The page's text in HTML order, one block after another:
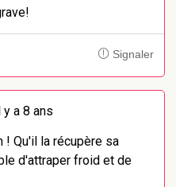
Signaler
y a 8 ans
! Qu'il la récupère sa
d'attraper froid et de